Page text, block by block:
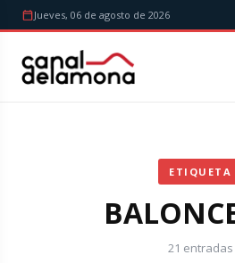
Jueves, 06 de agosto de 2026
ETIQUETA
21 entradas